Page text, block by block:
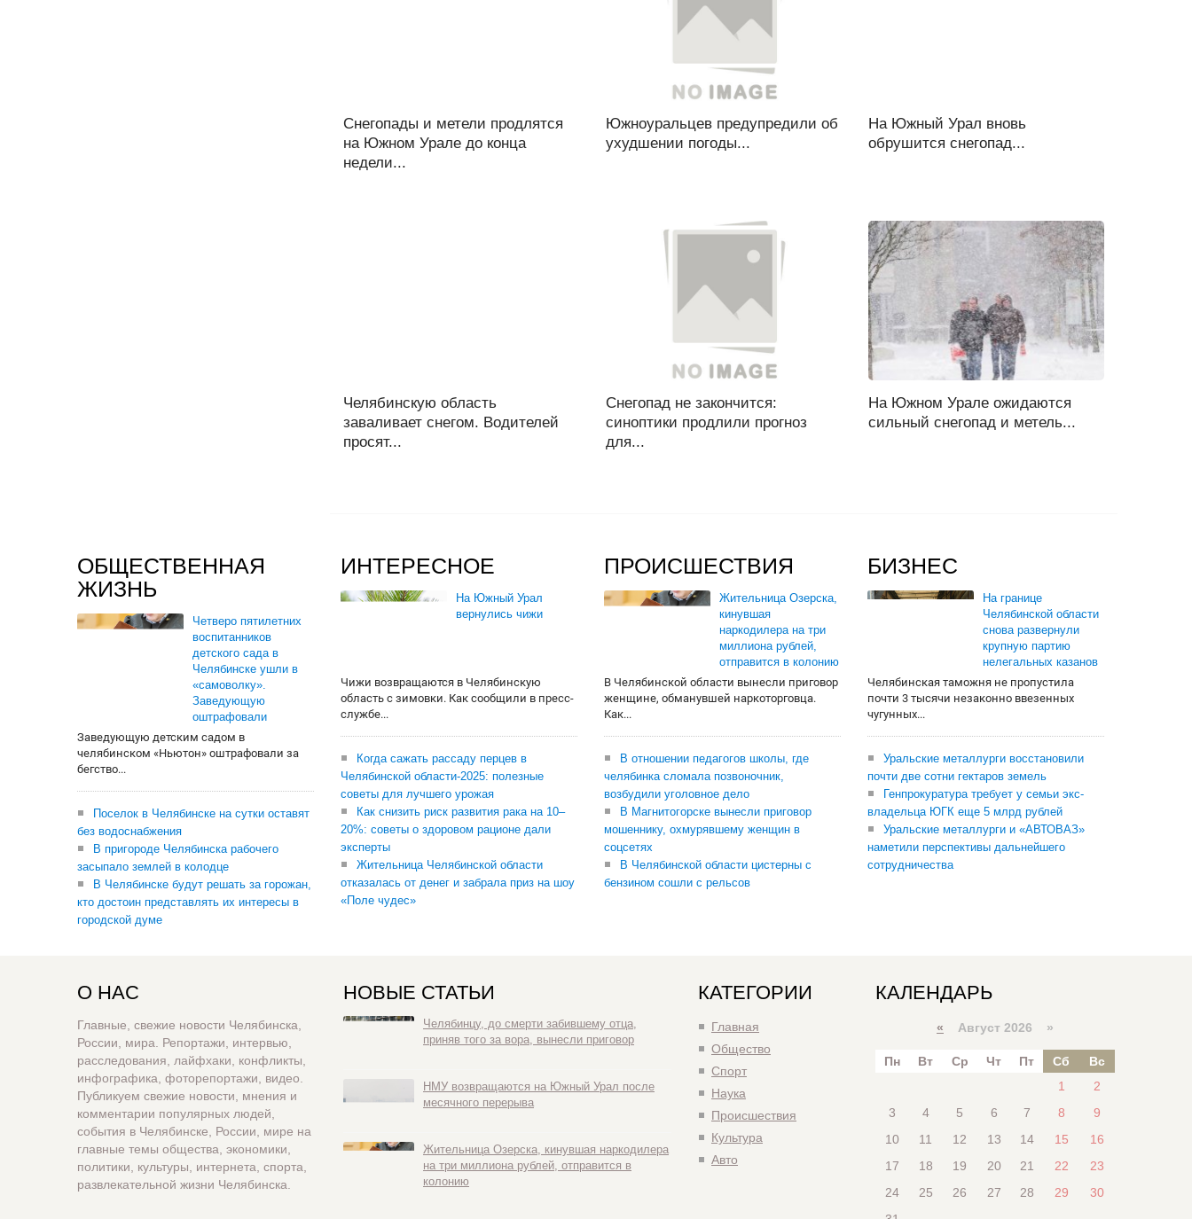
Снегопады и метели продлятся
на Южном Урале до конца
недели...
Южноуральцев предупредили об
ухудшении погоды...
На Южный Урал вновь
обрушится снегопад...
Челябинскую область
заваливает снегом. Водителей
просят...
Снегопад не закончится:
синоптики продлили прогноз
для...
На Южном Урале ожидаются
сильный снегопад и метель...
ОБЩЕСТВЕННАЯ
ЖИЗНЬ
Четверо пятилетних
воспитанников
детского сада в
Челябинске ушли в
«самоволку».
Заведующую
оштрафовали
Заведующую детским садом в
челябинском «Ньютон» оштрафовали за
бегство...
Поселок в Челябинске на сутки оставят
без водоснабжения
В пригороде Челябинска рабочего
засыпало землей в колодце
В Челябинске будут решать за горожан,
кто достоин представлять их интересы в
городской думе
ИНТЕРЕСНОЕ
На Южный Урал
вернулись чижи
Чижи возвращаются в Челябинскую
область с зимовки. Как сообщили в пресс-
службе...
Когда сажать рассаду перцев в
Челябинской области-2025: полезные
советы для лучшего урожая
Как снизить риск развития рака на 10–
20%: советы о здоровом рационе дали
эксперты
Жительница Челябинской области
отказалась от денег и забрала приз на шоу
«Поле чудес»
ПРОИСШЕСТВИЯ
Жительница Озерска,
кинувшая
наркодилера на три
миллиона рублей,
отправится в колонию
В Челябинской области вынесли приговор
женщине, обманувшей наркоторговца.
Как...
В отношении педагогов школы, где
челябинка сломала позвоночник,
возбудили уголовное дело
В Магнитогорске вынесли приговор
мошеннику, охмурявшему женщин в
соцсетях
В Челябинской области цистерны с
бензином сошли с рельсов
БИЗНЕС
На границе
Челябинской области
снова развернули
крупную партию
нелегальных казанов
Челябинская таможня не пропустила
почти 3 тысячи незаконно ввезенных
чугунных...
Уральские металлурги восстановили
почти две сотни гектаров земель
Генпрокуратура требует у семьи экс-
владельца ЮГК еще 5 млрд рублей
Уральские металлурги и «АВТОВАЗ»
наметили перспективы дальнейшего
сотрудничества
О НАС
Главные, свежие новости Челябинска,
России, мира. Репортажи, интервью,
расследования, лайфхаки, конфликты,
инфографика, фоторепортажи, видео.
Публикуем свежие новости, мнения и
комментарии популярных людей,
события в Челябинске, России, мире на
главные темы общества, экономики,
политики, культуры, интернета, спорта,
развлекательной жизни Челябинска.
НОВЫЕ СТАТЬИ
Челябинцу, до смерти забившему отца,
приняв того за вора, вынесли приговор
НМУ возвращаются на Южный Урал после
месячного перерыва
Жительница Озерска, кинувшая наркодилера
на три миллиона рублей, отправится в
колонию
КАТЕГОРИИ
Главная
Общество
Спорт
Наука
Происшествия
Культура
Авто
КАЛЕНДАРЬ
« Август 2026 »
Пн Вт Ср Чт Пт Сб
Вс
1
2
3
4 5 6 7 8
9
10
11 12 13 14 15
16
17
18 19 20 21 22
23
24
25 26 27 28 29
30